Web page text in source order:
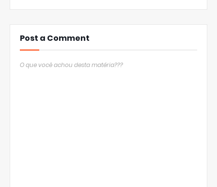
Post a Comment
O que você achou desta matéria???